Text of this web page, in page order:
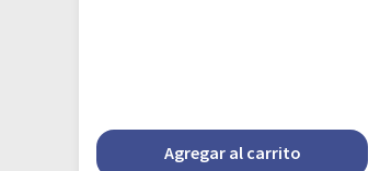
Agregar al carrito